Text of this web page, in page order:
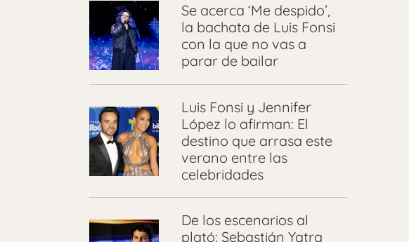
Se acerca ‘Me despido’,
la bachata de Luis Fonsi
con la que no vas a
parar de bailar
Luis Fonsi y Jennifer
López lo afirman: El
destino que arrasa este
verano entre las
celebridades
De los escenarios al
plató: Sebastián Yatra